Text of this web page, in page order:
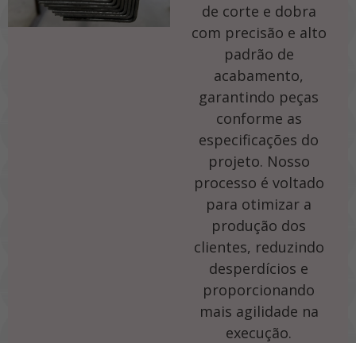
de corte e dobra
com precisão e alto
padrão de
acabamento,
garantindo peças
conforme as
especificações do
projeto. Nosso
processo é voltado
para otimizar a
produção dos
clientes, reduzindo
desperdícios e
proporcionando
mais agilidade na
execução.